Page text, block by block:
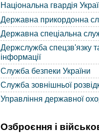
Національна гвардія
Державна прикордонна
Державна спеціальна
Держслужба спецзв'язку
інформації
Служба безпеки України
Служба зовнішньої
Управління державної
Озброєння і